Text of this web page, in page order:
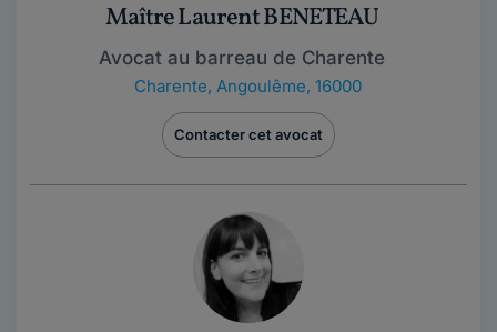
Maître Laurent BENETEAU
Avocat au barreau de Charente
Charente, Angoulême, 16000
Contacter cet avocat